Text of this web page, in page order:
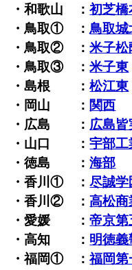
・和歌山 ：初芝橋
・鳥取① ： 鳥取城
・鳥取② ：米子松
・鳥取③ ：米子東
・島根 ：松江東
・岡山 ： 関西
・広島 ： 広島皆
・山口 ：宇部工
・徳島 ：海部
・香川① ：尽誠学
・香川② ：高松商
・愛媛 ：帝京第
・高知 ： 明徳義
・福岡① ：福岡第